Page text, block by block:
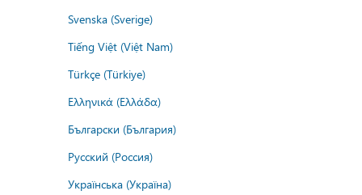
Svenska (Sverige)
Tiếng Việt (Việt Nam)
Türkçe (Türkiye)
Ελληνικά (Ελλάδα)
Български (България)
Русский (Россия)
Українська (Україна)